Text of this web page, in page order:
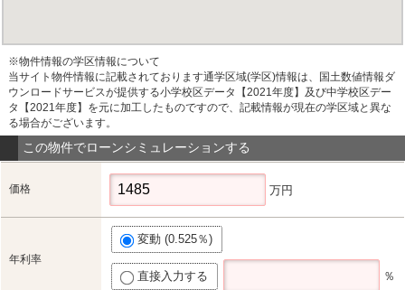
※物件情報の学区情報について
当サイト物件情報に記載されております通学区域(学区)情報は、国土数値情報ダ
ウンロードサービスが提供する小学校区データ【2021年度】及び中学校区デー
タ【2021年度】を元に加工したものですので、記載情報が現在の学区域と異な
る場合がございます。
この物件でローンシミュレーションする
価格 万円
年利率
変動 (0.525％)
直接入力する ％